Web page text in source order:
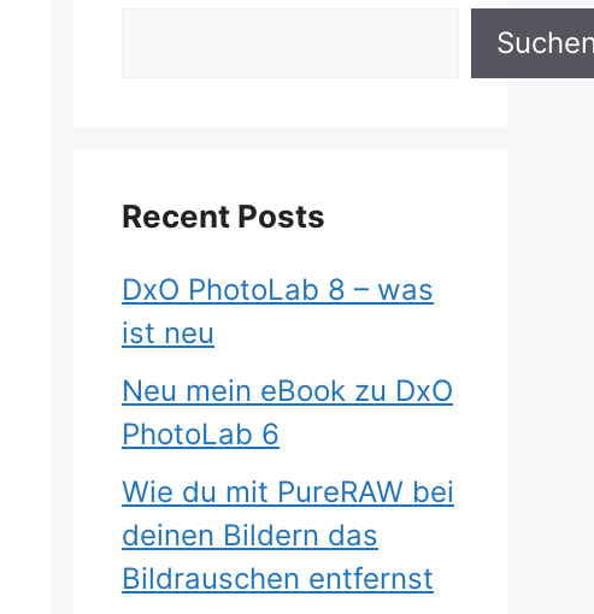
Recent Posts
DxO PhotoLab 8 – was
ist neu
Neu mein eBook zu DxO
PhotoLab 6
Wie du mit PureRAW bei
deinen Bildern das
Bildrauschen entfernst